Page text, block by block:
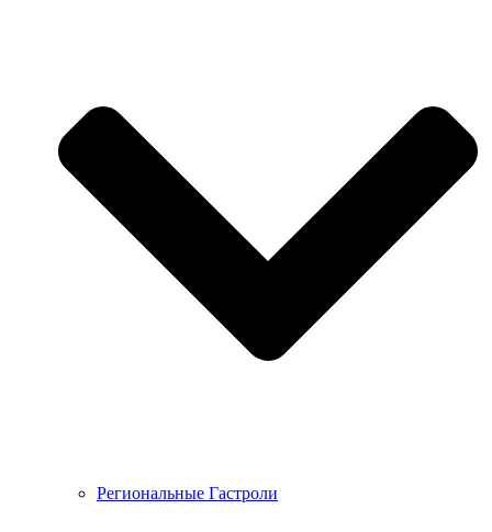
Региональные Гастроли